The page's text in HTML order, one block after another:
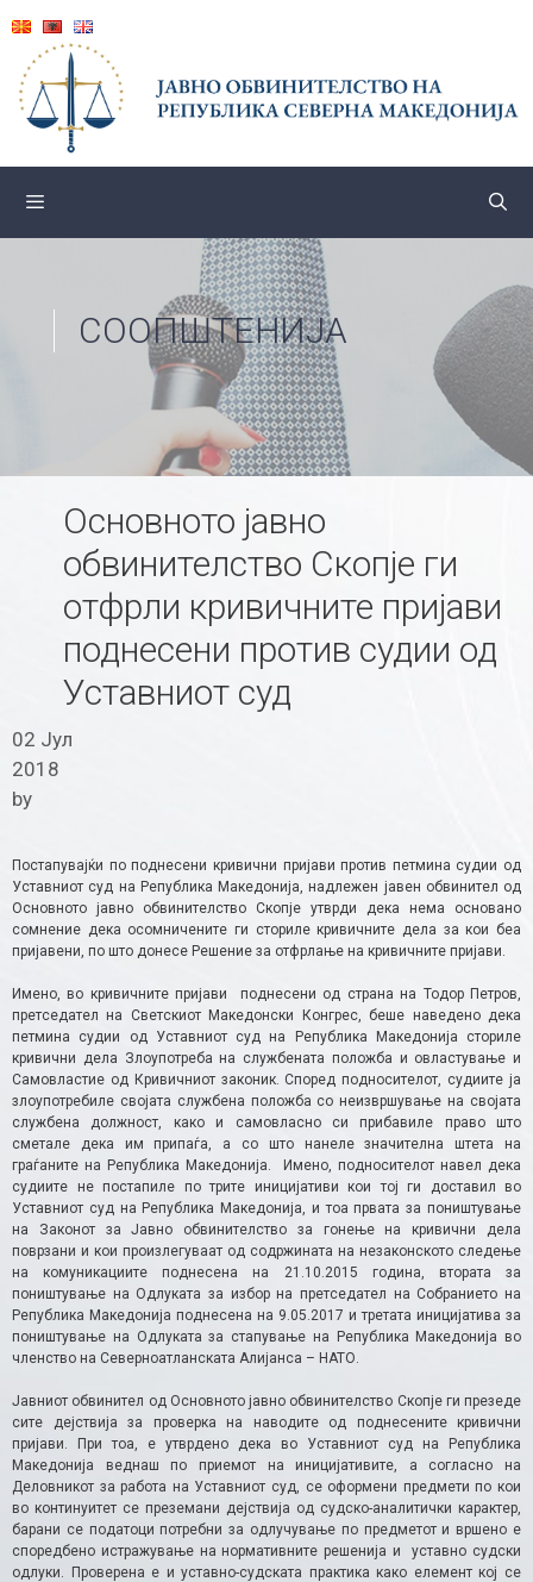
content
СООПШТЕНИЈА
Основното јавно
обвинителство Скопје ги
отфрли кривичните пријави
поднесени против судии од
Уставниот суд
02 Јул
2018
by
Постапувајќи по поднесени кривични пријави против петмина судии од
Уставниот суд на Република Македонија, надлежен јавен обвинител од
Основното јавно обвинителство Скопје утврди дека нема основано
сомнение дека осомничените ги сториле кривичните дела за кои беа
пријавени, по што донесе Решение за отфрлање на кривичните пријави.
Имено, во кривичните пријави поднесени од страна на Тодор Петров,
претседател на Светскиот Македонски Конгрес, беше наведено дека
петмина судии од Уставниот суд на Република Македонија сториле
кривични дела Злоупотреба на службената положба и овластување и
Самовластие од Кривичниот законик. Според подносителот, судиите ја
злоупотребиле својата службена положба со неизвршување на својата
службена должност, како и самовласно си прибавиле право што
сметале дека им припаѓа, а со што нанеле значителна штета на
граѓаните на Република Македонија. Имено, подносителот навел дека
судиите не постапиле по трите иницијативи кои тој ги доставил во
Уставниот суд на Република Македонија, и тоа првата за поништување
на Законот за Јавно обвинителство за гонење на кривични дела
поврзани и кои произлегуваат од содржината на незаконското следење
на комуникациите поднесена на 21.10.2015 година, втората за
поништување на Одлуката за избор на претседател на Собранието на
Република Македонија поднесена на 9.05.2017 и третата иницијатива за
поништување на Одлуката за стапување на Република Македонија во
членство на Северноатланската Алијанса – НАТО.
Јавниот обвинител од Основното јавно обвинителство Скопје ги презеде
сите дејствија за проверка на наводите од поднесените кривични
пријави. При тоа, е утврдено дека во Уставниот суд на Република
Македонија веднаш по приемот на иницијативите, а согласно на
Деловникот за работа на Уставниот суд, се оформени предмети по кои
во континуитет се преземани дејствија од судско-аналитички карактер,
барани се податоци потребни за одлучување по предметот и вршено е
споредбено истражување на нормативните решенија и уставно судски
одлуки. Проверена е и уставно-судската практика како елемент кој се